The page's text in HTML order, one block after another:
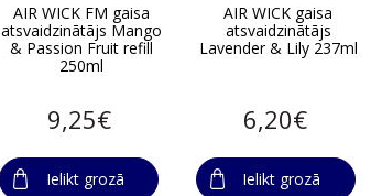
AIR WICK FM gaisa
atsvaidzinātājs Mango
& Passion Fruit refill
250ml
9,25€
Ielikt grozā
AIR WICK gaisa
atsvaidzinātājs
Lavender & Lily 237ml
6,20€
Ielikt grozā